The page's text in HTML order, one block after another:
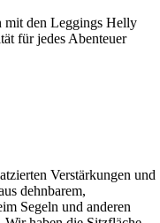
mit den Leggings Helly
für jedes Abenteuer
Verstärkungen und
dehnbarem,
Segeln und anderen